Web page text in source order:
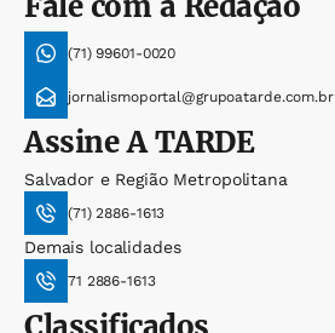
(71) 99601-0020
jornalismoportal@grupoatarde.com.br
AssineA TARDE
Salvador e Região Metropolitana
(71) 2886-1613
Demais localidades
71 2886-1613